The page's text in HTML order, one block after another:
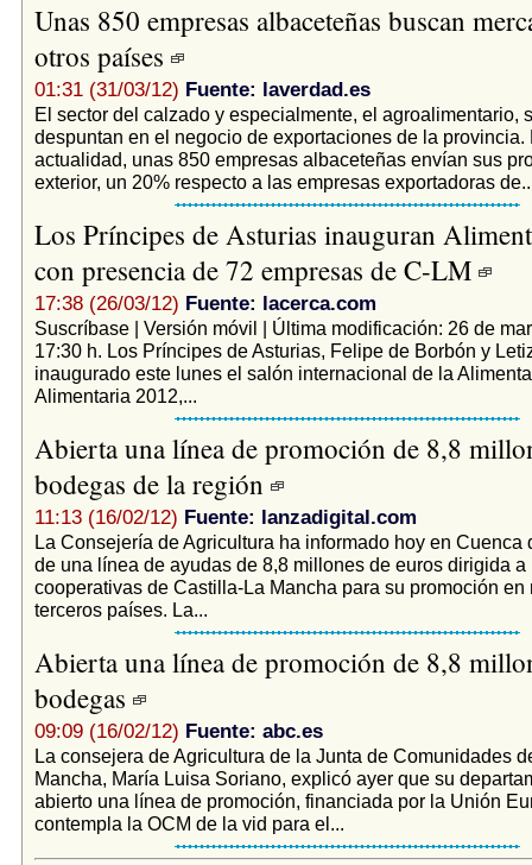
Unas 850 empresas albaceteñas buscan
otros países
01:31 (31/03/12) Fuente: laverdad.es
El sector del calzado y especialmente, el agroalimentario,
despuntan en el negocio de exportaciones de la provincia.
actualidad, unas 850 empresas albaceteñas envían sus
exterior, un 20% respecto a las empresas exportadoras
Los Príncipes de Asturias inauguran
con presencia de 72 empresas de C-LM
17:38 (26/03/12) Fuente: lacerca.com
Suscríbase | Versión móvil | Última modificación: 26 de
17:30 h. Los Príncipes de Asturias, Felipe de Borbón y
inaugurado este lunes el salón internacional de la
Alimentaria 2012,...
Abierta una línea de promoción de 8,8
bodegas de la región
11:13 (16/02/12) Fuente: lanzadigital.com
La Consejería de Agricultura ha informado hoy en Cuenca
de una línea de ayudas de 8,8 millones de euros dirigida a
cooperativas de Castilla-La Mancha para su promoción en
terceros países. La...
Abierta una línea de promoción de 8,8
bodegas
09:09 (16/02/12) Fuente: abc.es
La consejera de Agricultura de la Junta de Comunidades
Mancha, María Luisa Soriano, explicó ayer que su
abierto una línea de promoción, financiada por la Unión
contempla la OCM de la vid para el...